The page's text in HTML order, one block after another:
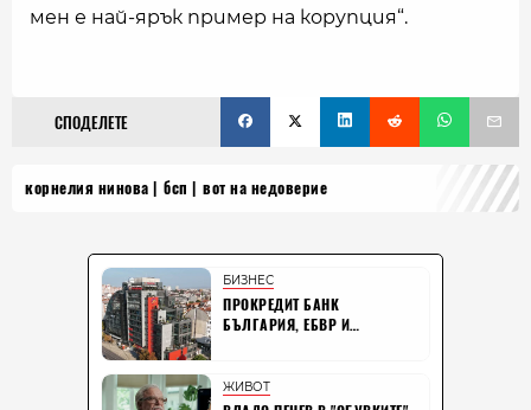
мен е най-ярък пример на корупция“.
СПОДЕЛЕТЕ
корнелия нинова бсп вот на недоверие